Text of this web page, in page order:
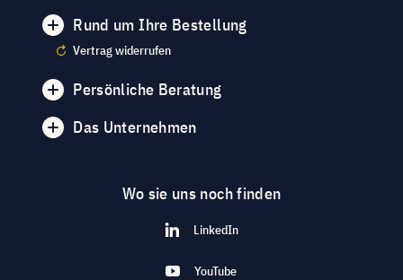
Rund um Ihre Bestellung
Vertrag widerrufen
Persönliche Beratung
Das Unternehmen
Wo sie uns noch finden
LinkedIn
YouTube